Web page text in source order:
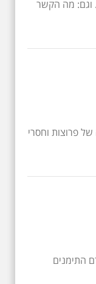
וגם: מה הקשר
פרוצות וחסרי
התימנים